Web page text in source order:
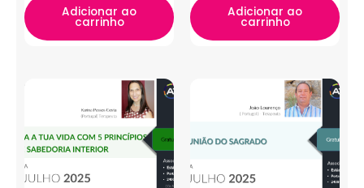
Adicionar ao
carrinho
Adicionar ao
carrinho